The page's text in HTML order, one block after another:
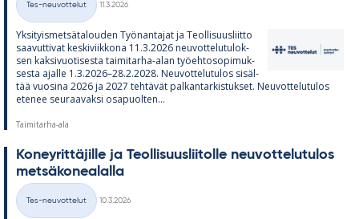
Kategoriat
Tes-neuvottelut
11.3.2026
Yk­si­tyis­met­sä­ta­lou­den Työ­nan­ta­jat ja Teol­li­suus­liitto
saa­vut­ti­vat kes­ki­viik­kona 11.3.2026 neu­vot­te­lu­tu­lok­
sen kak­si­vuo­ti­sesta tai­mi­tarha-alan työ­eh­to­so­pi­muk­
sesta ajalle 1.3.2026–28.2.2028. Neu­vot­te­lu­tu­los si­säl­
tää vuo­sina 2026 ja 2027 teh­tä­vät pal­kan­tar­kis­tuk­set. Neu­vot­te­lu­tu­los
ete­nee seu­raa­vaksi os­a­puol­ten...
Taimitarha-ala
Ko­ney­rit­tä­jille ja Teol­li­suus­lii­tolle neu­vot­te­lu­tu­los
met­sä­ko­nea­lalla
Kategoriat
Tes-neuvottelut
10.3.2026